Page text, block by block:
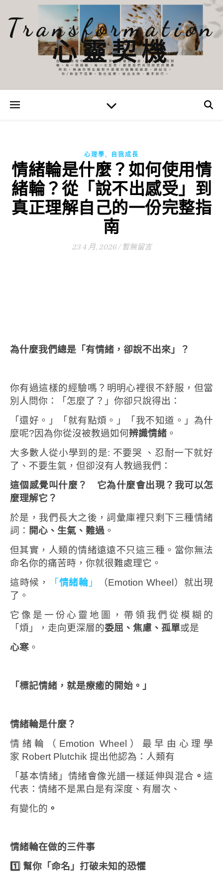
Transformation
心靈契機
心理學, 自我成長
情緒輪是什麼？如何使用情
緒輪？從「說不出感受」到
真正理解自己的一份完整指
南
23 4 月, 2026 / 暫無留言
為什麼我們總是「有情緒，卻說不出來」？
你有過這樣的經驗嗎？ 明明心裡很不舒服，但當
別人問你：「怎麼了？」你卻只說得出：
「還好。」「就有點煩。」「我不知道。」 為什
麼呢?因為你從沒被教過如何辨識情緒 。
大多數人從小學到的是: 不要哭 、忍耐一下就好
了、不要生氣， 但卻沒有人教過我們：
這個感覺叫什麼？ 它為什麼會出現？我可以怎
麼理解它？
於是，我們長大之後，詞彙庫裡只剩下三種情緒
詞： 開心、生氣、難過 。
但其實，人類的情緒遠遠不只這三種。當你無法
命名你的痛苦時，你就很難處理它。
這時候，
「 情緒輪 」
（Emotion Wheel）就出現
了。
它像是一份心靈地圖，帶領我們從模糊的
「煩」，走向更深層的委屈、焦慮、孤單或是
心寒 。
「標記情緒，就是療癒的開始。」
情緒輪是什麼？
情緒輪（Emotion Wheel）最早由心理學
家 Robert Plutchik 提出他認為：人類有
「基本情緒」 情緒會像光譜一樣延伸與混合 。這
代表：情緒不是黑白是有深度、有層次、
有變化的 。
情緒輪在做的三件事
1️ 幫你「命名」 打破未知的恐懼